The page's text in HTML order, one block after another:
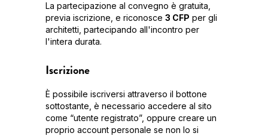
La partecipazione al convegno è gratuita,
previa iscrizione, e riconosce 3 CFP per gli
architetti, partecipando all'incontro per
l'intera durata.
Iscrizione
È possibile iscriversi attraverso il bottone
sottostante, è necessario accedere al sito
come “utente registrato”, oppure creare un
proprio account personale se non lo si